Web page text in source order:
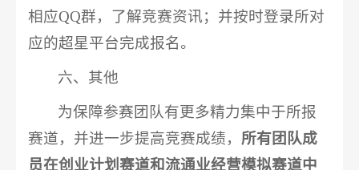
相应QQ群，了解竞赛资讯；并按时登录所对
应的超星平台完成报名。
六、其他
为保障参赛团队有更多精力集中于所报
赛道，并进一步提高竞赛成绩， 所有团队成
员在创业计划赛道和流通业经营模拟赛道中